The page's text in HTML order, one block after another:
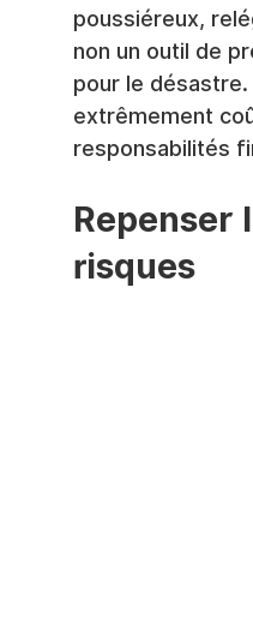
poussiéreux,
non un outil de
pour le
extrêmement
responsabilités
Repenser
risques